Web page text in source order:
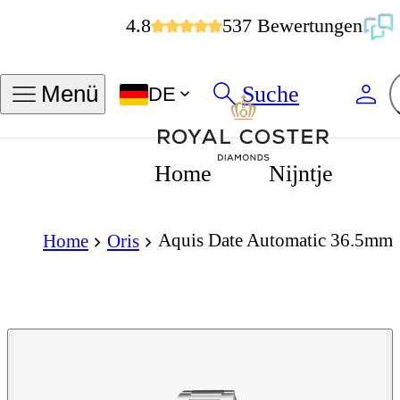
4.8 537 Bewertungen
Menü DE Suche
Home Nijntje
Home Oris Aquis Date Automatic 36.5mm